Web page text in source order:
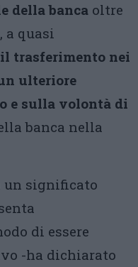
della banca oltre
a quasi
il trasferimento nei
ulteriore
e sulla volontà di
banca nella
un significato
di essere
-ha dichiarato